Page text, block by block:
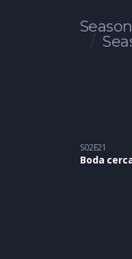
Season
S02E21
Boda